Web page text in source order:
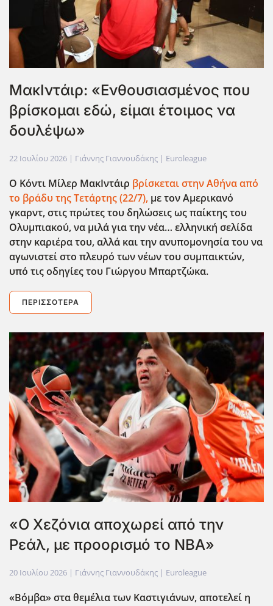
ΜακΙντάιρ: «Ενθουσιασμένος που
βρίσκομαι εδώ, είμαι έτοιμος να
δουλέψω»
22 Ιουλίου 2026 | Γιάννης Γιαννουδάκης | Euroleague
Ο Κόντι Μίλερ ΜακΙντάιρ βρίσκεται στην Αθήνα από
το βράδυ της Τετάρτης (22/7), με τον Αμερικανό
γκαρντ, στις πρώτες του δηλώσεις ως παίκτης του
Ολυμπιακού, να μιλά για την νέα… ελληνική σελίδα
στην καριέρα του, αλλά και την ανυπομονησία του να
αγωνιστεί στο πλευρό των νέων του συμπαικτών,
υπό τις οδηγίες του Γιώργου Μπαρτζώκα.
ΠΕΡΙΣΣΌΤΕΡΑ
«Ο Χεζόνια αποχωρεί από την
Ρεάλ, με προορισμό το ΝΒΑ»
20 Ιουλίου 2026 | Γιάννης Γιαννουδάκης | Euroleague
«Βόμβα» στα θεμέλια των Καστιγιάνων, αποτελεί η